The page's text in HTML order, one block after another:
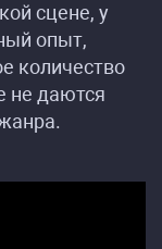
сцене, у
опыт,
количество
не даются